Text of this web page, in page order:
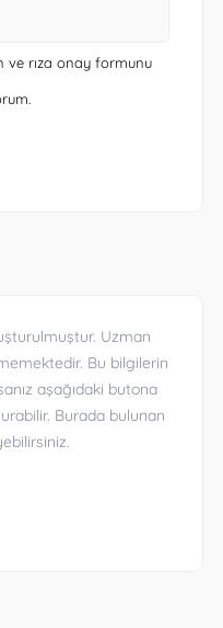
ve rıza onay formunu
Uzman
Bu bilgilerin
aşağıdaki butona
Burada bulunan